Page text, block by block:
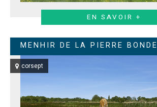
EN SAVOIR +
MENHIR DE LA PIERRE BONDE
corsept